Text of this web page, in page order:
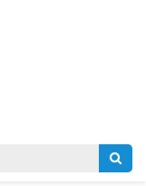
Rechercher